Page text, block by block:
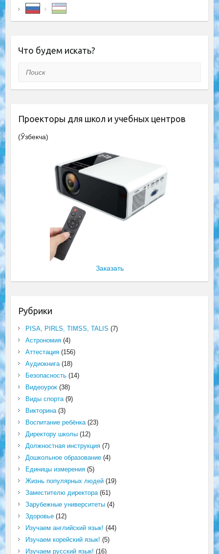
Что будем искать?
Поиск
Проекторы для школ и учебных центров
(Ўзбекча)
Заказать
Рубрики
PISA, PIRLS, TIMSS, TALIS (7)
Астрономия(4)
Аттестация(156)
Аудиокнига(18)
Безопасность(14)
Видеоурок(38)
Виды спорта(9)
Викторина(3)
Воспитание ребёнка(23)
Директору школы(12)
Должностная инструкция(7)
Дошкольное образование(4)
Единицы измерения(5)
Жизнь популярных людей(19)
Заместителю директора(61)
Зарубежные университеты(4)
Здоровье(12)
Изучаем английский язык! (44)
Изучаем корейский язык! (5)
Изучаем русский язык! (16)